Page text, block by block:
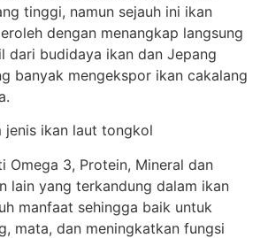
tinggi, namun sejauh ini ikan
dengan menangkap langsung
dari budidaya ikan dan Jepang
banyak mengekspor ikan cakalang
jenis ikan laut tongkol
Omega 3, Protein, Mineral dan
lain yang terkandung dalam ikan
manfaat sehingga baik untuk
mata, dan meningkatkan fungsi